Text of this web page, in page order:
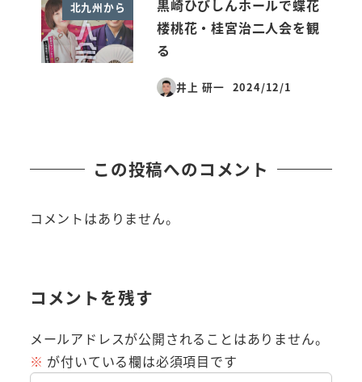
北九州から
黒崎ひびしんホールで蝶花
楼桃花・桂宮治二人会を観
る
井上 研一
投稿日
2024/12/1
この投稿へのコメント
コメントはありません。
コメントを残す
メールアドレスが公開されることはありません。
※ が付いている欄は必須項目です